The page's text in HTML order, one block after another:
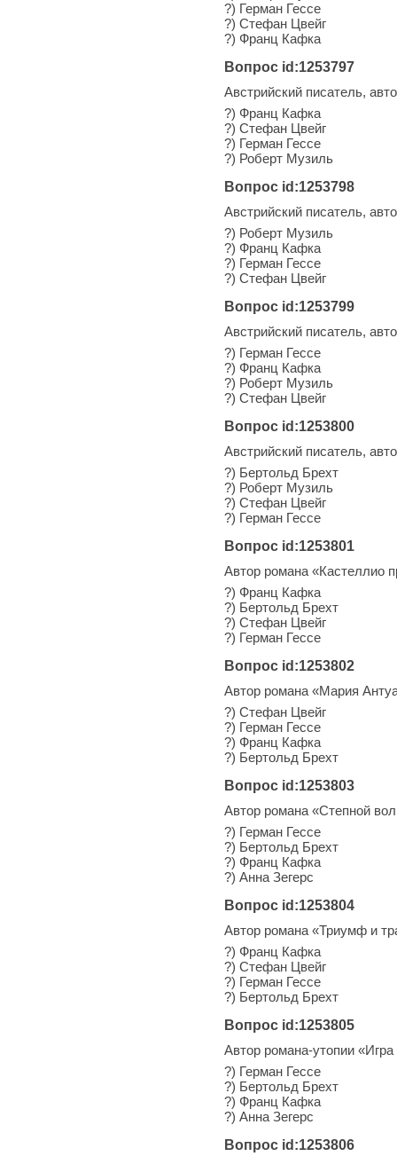
?) Герман Гессе
?) Стефан Цвейг
?) Франц Кафка
Вопрос id:1253797
Австрийский писатель,
?) Франц Кафка
?) Стефан Цвейг
?) Герман Гессе
?) Роберт Музиль
Вопрос id:1253798
Австрийский писатель,
?) Роберт Музиль
?) Франц Кафка
?) Герман Гессе
?) Стефан Цвейг
Вопрос id:1253799
Австрийский писатель,
?) Герман Гессе
?) Франц Кафка
?) Роберт Музиль
?) Стефан Цвейг
Вопрос id:1253800
Австрийский писатель,
?) Бертольд Брехт
?) Роберт Музиль
?) Стефан Цвейг
?) Герман Гессе
Вопрос id:1253801
Автор романа «Кастеллио
?) Франц Кафка
?) Бертольд Брехт
?) Стефан Цвейг
?) Герман Гессе
Вопрос id:1253802
Автор романа «Мария
?) Стефан Цвейг
?) Герман Гессе
?) Франц Кафка
?) Бертольд Брехт
Вопрос id:1253803
Автор романа «Степной
?) Герман Гессе
?) Бертольд Брехт
?) Франц Кафка
?) Анна Зегерс
Вопрос id:1253804
Автор романа «Триумф и
?) Франц Кафка
?) Стефан Цвейг
?) Герман Гессе
?) Бертольд Брехт
Вопрос id:1253805
Автор романа-утопии
?) Герман Гессе
?) Бертольд Брехт
?) Франц Кафка
?) Анна Зегерс
Вопрос id:1253806